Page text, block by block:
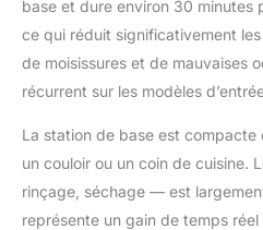
base et dure environ 30 minutes
ce qui réduit significativement
de moisissures et de mauvaises
récurrent sur les modèles
La station de base est compacte
un couloir ou un coin de cuisine.
rinçage, séchage — est
représente un gain de temps